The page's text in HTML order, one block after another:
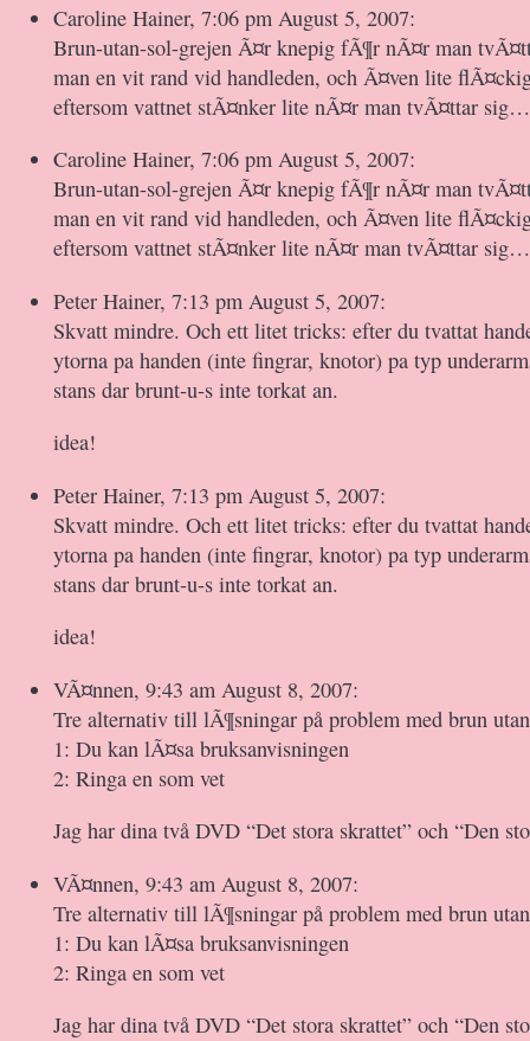
Caroline Hainer, 7:06 pm August 5, 2007:
Brun-utan-sol-grejen Ã¤r knepig fÃ¶r nÃ¤r man
man en vit rand vid handleden, och Ã¤ven lite
eftersom vattnet stÃ¤nker lite nÃ¤r man tvÃ¤ttar
Caroline Hainer, 7:06 pm August 5, 2007:
Brun-utan-sol-grejen Ã¤r knepig fÃ¶r nÃ¤r man
man en vit rand vid handleden, och Ã¤ven lite
eftersom vattnet stÃ¤nker lite nÃ¤r man tvÃ¤ttar
Peter Hainer, 7:13 pm August 5, 2007:
Skvatt mindre. Och ett litet tricks: efter du tvattat
ytorna pa handen (inte fingrar, knotor) pa typ
stans dar brunt-u-s inte torkat an.
idea!
Peter Hainer, 7:13 pm August 5, 2007:
Skvatt mindre. Och ett litet tricks: efter du tvattat
ytorna pa handen (inte fingrar, knotor) pa typ
stans dar brunt-u-s inte torkat an.
idea!
VÃ¤nnen, 9:43 am August 8, 2007:
Tre alternativ till lÃ¶sningar på problem med brun
1: Du kan lÃ¤sa bruksanvisningen
2: Ringa en som vet
Jag har dina två DVD “Det stora skrattet” och “Den
VÃ¤nnen, 9:43 am August 8, 2007:
Tre alternativ till lÃ¶sningar på problem med brun
1: Du kan lÃ¤sa bruksanvisningen
2: Ringa en som vet
Jag har dina två DVD “Det stora skrattet” och “Den